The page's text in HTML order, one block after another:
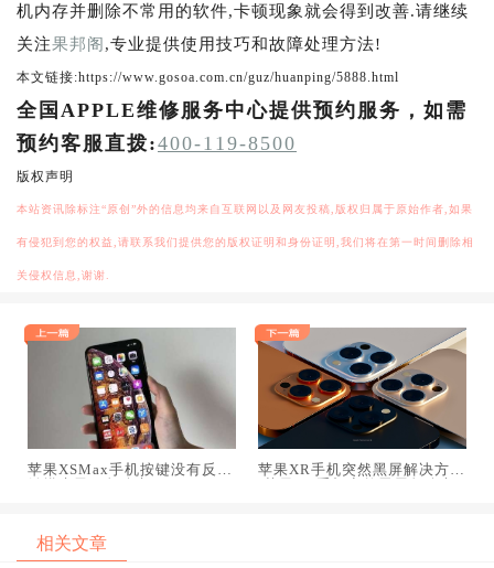
机内存并删除不常用的软件,卡顿现象就会得到改善.请继续
关注果邦阁 ,专业提供使用技巧和故障处理方法!
本文链接:https://www.gosoa.com.cn/guz/huanping/5888.html
全国APPLE维修服务中心提供预约服务，如需
预约客服直拨:400-119-8500
版权声明
本站资讯除标注“原创”外的信息均来自互联网以及网友投稿,版权归属于原始作者,如果
有侵犯到您的权益,请联系我们提供您的版权证明和身份证明,我们将在第一时间删除相
关侵权信息,谢谢.
苹果XSMax手机按键没有反应
苹果XR手机突然黑屏解决方法
相关文章